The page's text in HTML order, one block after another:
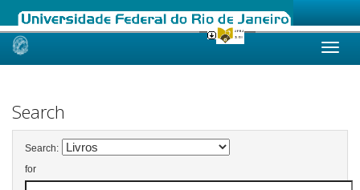
Skip
Search
Search:
for